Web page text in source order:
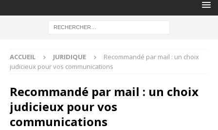
ACCUEIL JURIDIQUE
Recommandé par mail : un choix
judicieux pour vos communications
Recommandé par mail : un choix
judicieux pour vos
communications